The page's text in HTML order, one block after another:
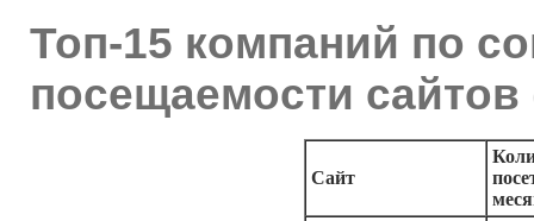
Топ-15 компаний по
посещаемости сайтов
Сайт